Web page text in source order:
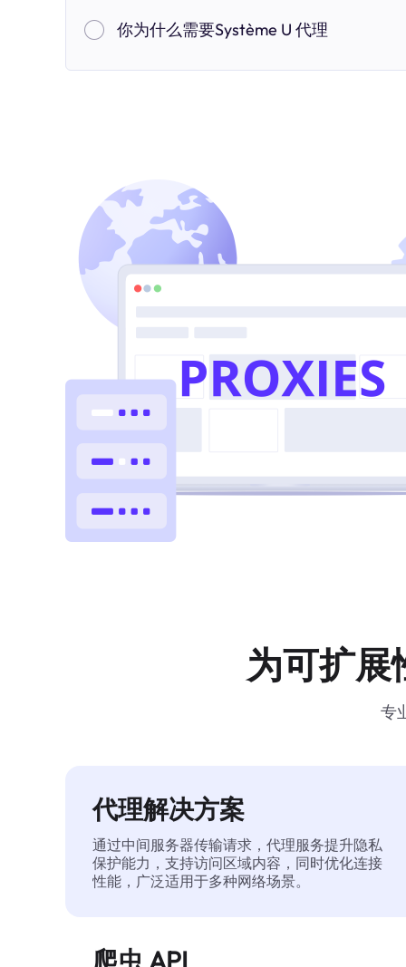
你为什么需要Système U 代理
为可扩展
专
代理解决方案
通过中间服务器传输请求，代理服务提升隐私
保护能力，支持访问区域内容，同时优化连接
性能，广泛适用于多种网络场景。
爬虫 API